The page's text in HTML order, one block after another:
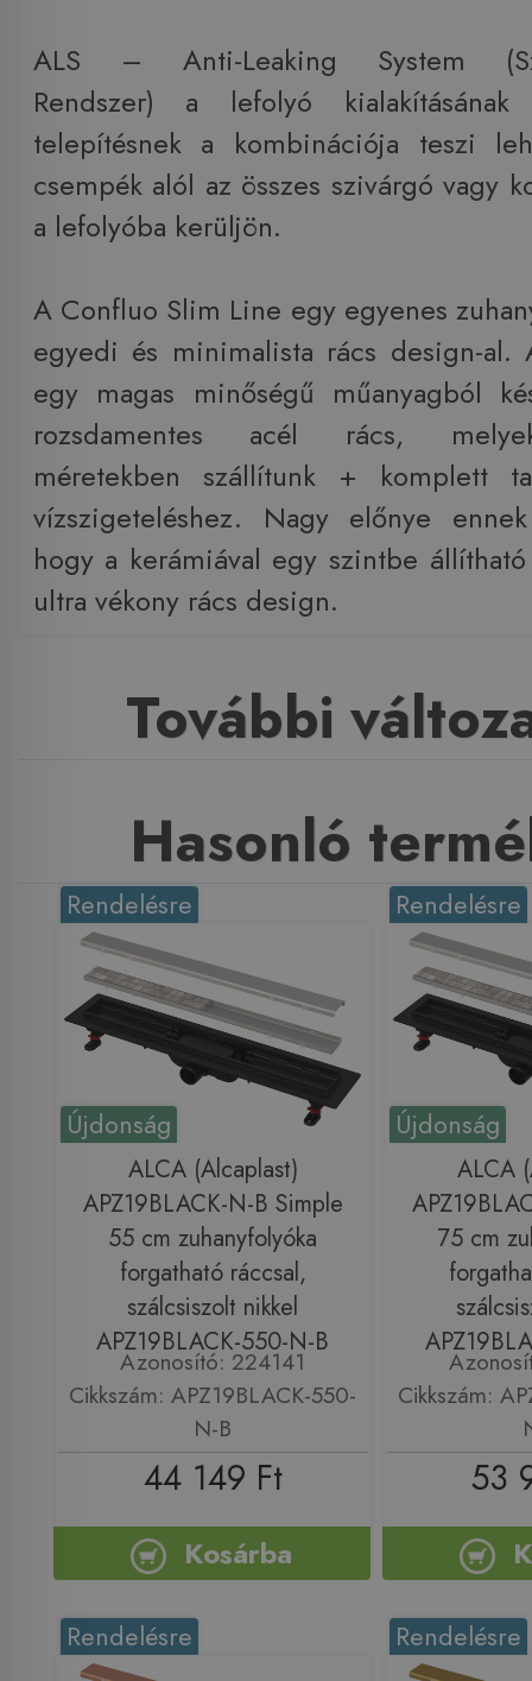
ALS – Anti-Leaking System
Rendszer) a lefolyó
telepítésnek a kombinációja teszi
csempék alól az összes szivárgó vagy
a lefolyóba kerüljön.
A Confluo Slim Line egy egyenes
egyedi és minimalista rács design-al.
egy magas minőségű műanyagból
rozsdamentes acél rács,
méretekben szállítunk + komplett
vízszigeteléshez. Nagy előnye
hogy a kerámiával egy szintbe
ultra vékony rács design.
További
Hasonló
Újdonság
Rendelésre
ALCA (Alcaplast)
APZ19BLACK-N-B Simple
55 cm zuhanyfolyóka
forgatható ráccsal,
szálcsiszolt nikkel
APZ19BLACK-550-N-B
Azonosító: 224141
Cikkszám: APZ19BLACK-550-
N-B
44 149 Ft
Kosárba
Újdonság
Rendelésre
ALCA
75 cm
Cikkszám:
53
Rendelésre Rendelésre